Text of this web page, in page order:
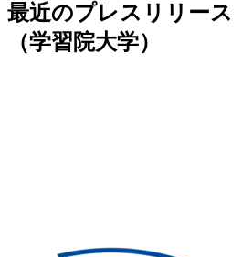
最近のプレスリリース
（学習院大学）